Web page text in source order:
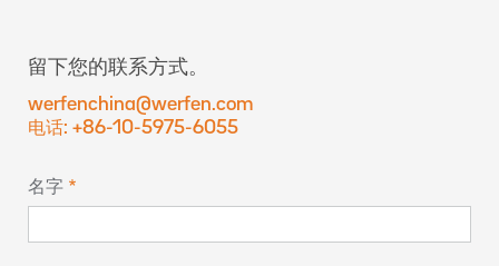
留下您的联系方式。
werfenchina@werfen.com
电话: +86-10-5975-6055
名字